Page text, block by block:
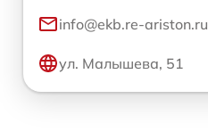
info@ekb.re-ariston.ru
ул. Малышева, 51